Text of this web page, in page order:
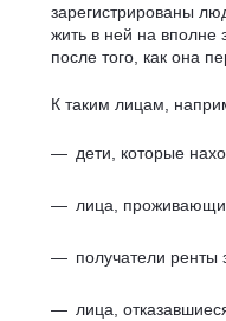
зарегистрированы
жить в ней на вполне
после того, как она
К таким лицам,
дети, которые
лица,
получатели ренты
лица,